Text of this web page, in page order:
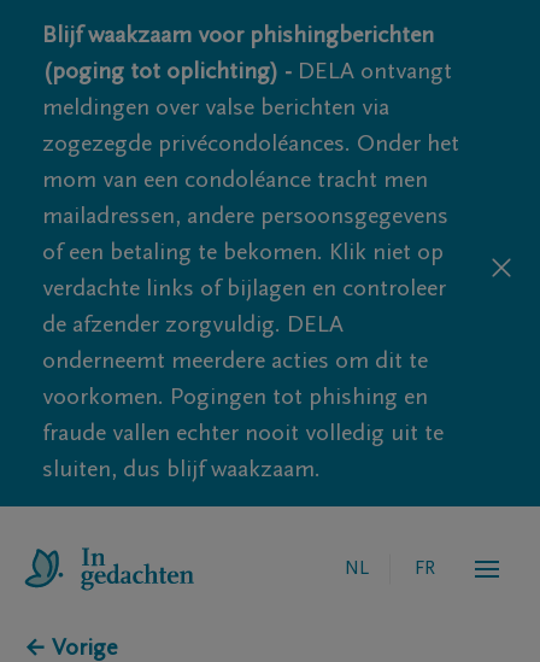
Blijf waakzaam voor phishingberichten
(poging tot oplichting) - DELA ontvangt
meldingen over valse berichten via
zogezegde privécondoléances. Onder het
mom van een condoléance tracht men
mailadressen, andere persoonsgegevens
of een betaling te bekomen. Klik niet op
verdachte links of bijlagen en controleer
de afzender zorgvuldig. DELA
onderneemt meerdere acties om dit te
voorkomen. Pogingen tot phishing en
fraude vallen echter nooit volledig uit te
sluiten, dus blijf waakzaam.
NL FR
← Vorige